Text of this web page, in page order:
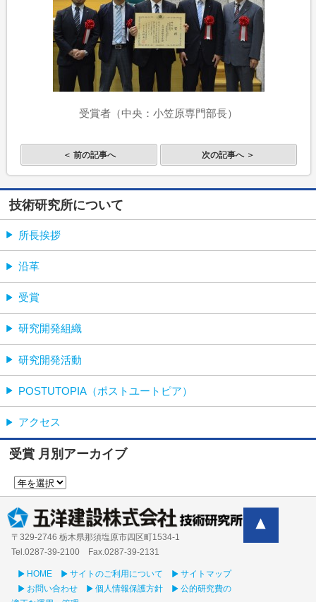
受賞者（中央：小笠原専門部長）
＜ 前の記事へ 次の記事へ ＞
技術研究所について
所長挨拶
沿革
受賞
研究開発組織
研究開発活動
POSTUTOPIA（ポストユートピア）
アクセス
受賞 月別アーカイブ
〒329-2746 栃木県那須塩原市四区町1534-1
Tel.0287-39‐2100 Fax.0287-39-2131
HOME サイトのご利用について
サイトマップ
お問い合わせ
個人情報保護方針
公的研究費の